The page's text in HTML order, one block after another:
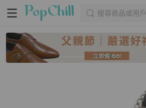
搜尋商品或用戶